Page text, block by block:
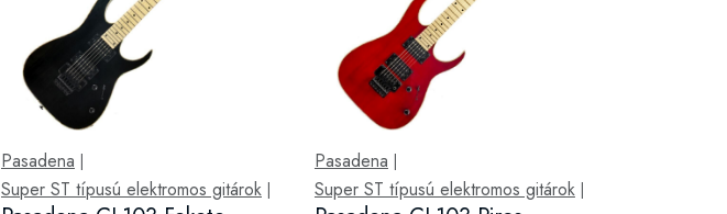
Pasadena
Super ST típusú elektromos gitárok|
Pasadena
Super ST típusú elektromos gitárok|